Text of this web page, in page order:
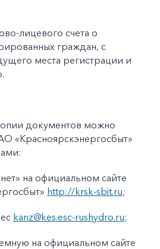
лицевого счета о
граждан, с
места регистрации и
документов можно
«Красноярскэнергосбыт»
на официальном сайте
http://krsk-sbit.ru;
kanz@kes.esc-rushydro.ru;
на официальном сайте